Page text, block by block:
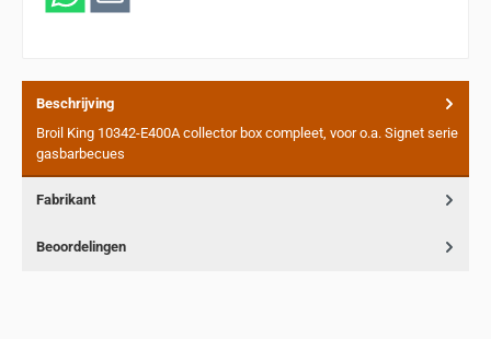
Beschrijving
Broil King 10342-E400A collector box compleet, voor o.a. Signet serie
gasbarbecues
Fabrikant
Beoordelingen